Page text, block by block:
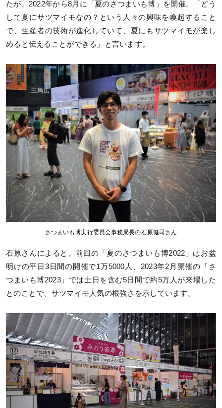
たが、2022年から8月に「夏のさつまいも博」を開催。「どう
して夏にサツマイモなの？という人々の興味を喚起すること
で、生産者の技術が進化していて、夏にもサツマイモが楽し
めると伝えることができる」と言います。
さつまいも博実行委員会事務局長の石原健司さん
石原さんによると、前回の「夏のさつまいも博2022」はお盆
明けの平日3日間の開催で1万5000人、2023年2月開催の「さ
つまいも博2023」では土日を含む5日間で約5万人が来場した
とのことで、サツマイモ人気の根強さを示しています。